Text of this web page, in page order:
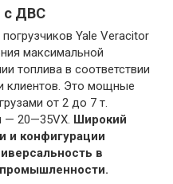
с ДВС
Yale Veracitor
максимальной
топлива в соответствии
клиентов. Это мощные
от 2 до 7 т.
— 20—35VX. Широкий
и конфигурации
в